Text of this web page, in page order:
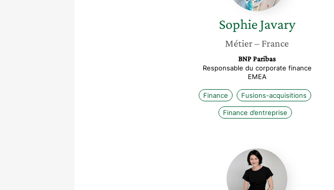
Sophie Javary
Métier– France
BNP Paribas
Responsable du corporate finance
EMEA
Finance Fusions-acquisitions
Finance d’entreprise
Marie
Rebeyrolle